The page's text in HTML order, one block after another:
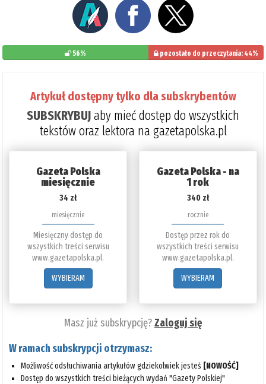
56% pozostało do przeczytania: 44%
Artykuł dostępny tylko dla subskrybentów
SUBSKRYBUJaby mieć dostęp do wszystkich
tekstów oraz lektora na gazetapolska.pl
Gazeta Polska
miesięcznie
34 zł
miesięcznie
Miesięczny dostęp do
wszystkich treści serwisu
www.gazetapolska.pl.
WYBIERAM
Gazeta Polska - na
1 rok
340 zł
rocznie
Dostęp przez rok do
wszystkich treści serwisu
www.gazetapolska.pl.
WYBIERAM
Masz już subskrypcję?Zaloguj się
W ramach subskrypcji otrzymasz:
Możliwość odsłuchiwania artykułów gdziekolwiek jesteś [NOWOŚĆ]
Dostęp do wszystkich treści bieżących wydań "Gazety Polskiej"